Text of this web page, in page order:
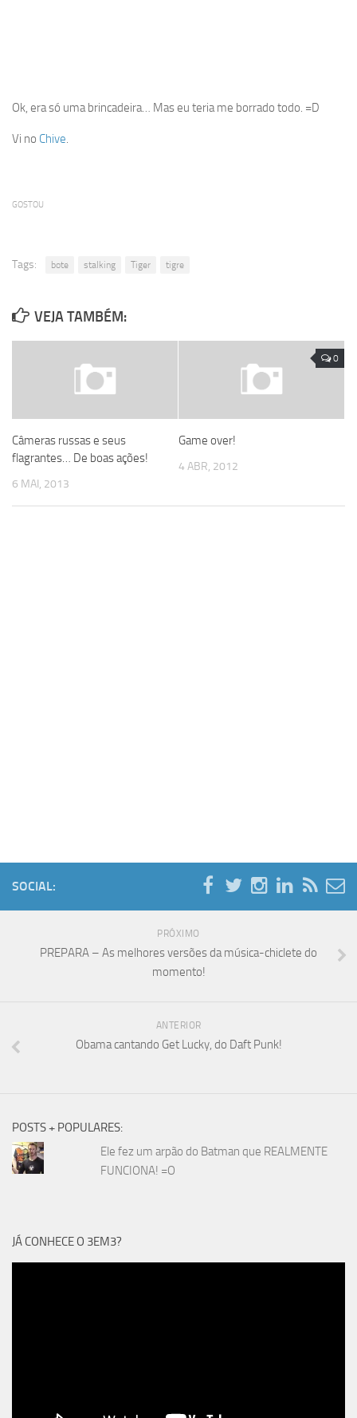
Ok, era só uma brincadeira… Mas eu teria me borrado todo. =D
Vi no Chive.
GOSTOU
Tags: bote stalking Tiger tigre
VEJA TAMBÉM:
Câmeras russas e seus
flagrantes… De boas ações!
6 MAI, 2013
0
Game over!
4 ABR, 2012
SOCIAL:
PRÓXIMO
PREPARA – As melhores versões da música-chiclete do
momento!
ANTERIOR
Obama cantando Get Lucky, do Daft Punk!
POSTS + POPULARES:
Ele fez um arpão do Batman que REALMENTE
FUNCIONA! =O
JÁ CONHECE O 3EM3?